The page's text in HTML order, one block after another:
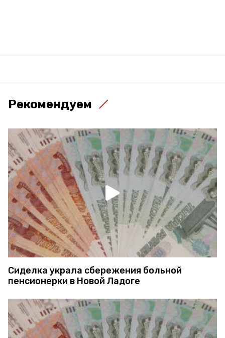
Рекомендуем
Сиделка украла сбережения больной
пенсионерки в Новой Ладоге